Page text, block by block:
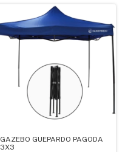
GAZEBO GUEPARDO PAGODA
3X3